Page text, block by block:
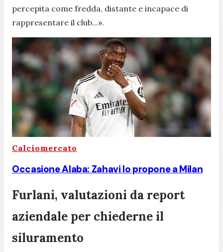
percepita come fredda, distante e incapace di
rappresentare il club...».
Calciomercato
Occasione Alaba: Zahavi lo propone a Milan
Furlani, valutazioni da report
aziendale per chiederne il
siluramento